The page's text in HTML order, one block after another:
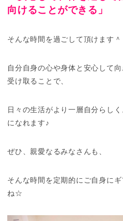
向けることができる」
そんな時間を過ごして頂けます＾
自分自身の心や身体と安心して
受け取ることで、
日々の生活がより一層自分らし
になれます♪
ぜひ、親愛なるみなさんも、
そんな時間を定期的にご自身に
ね☆